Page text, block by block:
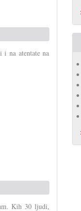
i na atentate na
Kih 30 ljudi,